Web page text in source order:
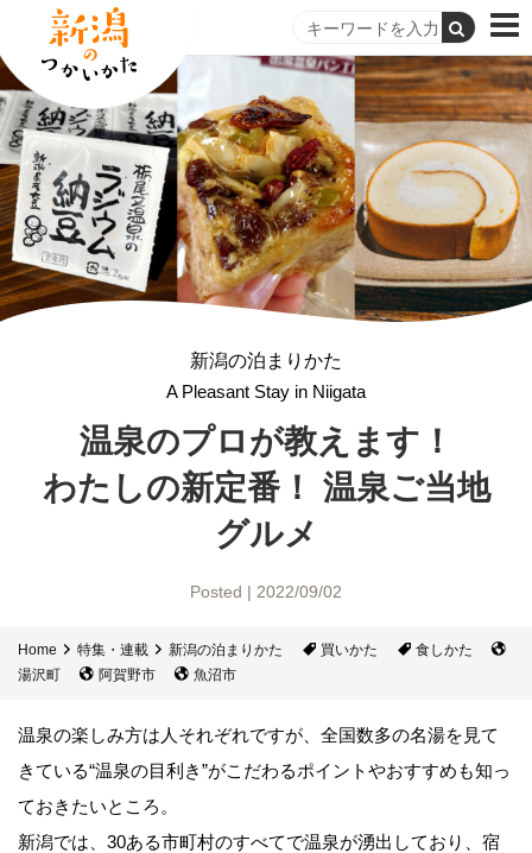
新潟の泊まりかた
A Pleasant Stay in Niigata
温泉のプロが教えます！
わたしの新定番！ 温泉ご当地
グルメ
Posted | 2022/09/02
Home 特集・連載 新潟の泊まりかた 買いかた
食しかた
湯沢町
阿賀野市 魚沼市
温泉の楽しみ方は人それぞれですが、全国数多の名湯を見て
きている“温泉の目利き”がこだわるポイントやおすすめも知っ
ておきたいところ。
新潟では、30ある市町村のすべてで温泉が湧出しており、宿